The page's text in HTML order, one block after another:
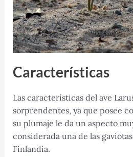
Características
Las características del ave
sorprendentes, ya que posee
su plumaje le da un aspecto
considerada una de las
Finlandia.